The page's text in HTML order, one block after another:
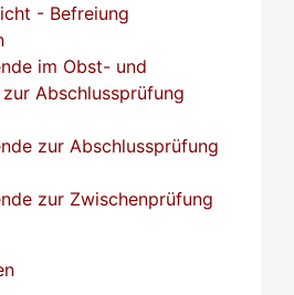
- Befreiung
im Obst- und
Abschlussprüfung
zur Abschlussprüfung
zur Zwischenprüfung